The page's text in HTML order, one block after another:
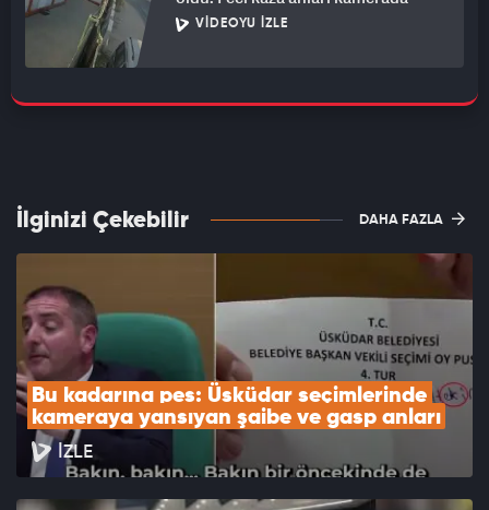
VIDEOYU İZLE
İlginizi Çekebilir DAHA FAZLA
Bu kadarına pes: Üsküdar seçimlerinde
kameraya yansıyan şaibe ve gasp anları
İZLE